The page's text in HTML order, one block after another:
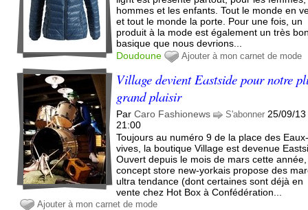
hommes et les enfants. Tout le monde en
et tout le monde la porte. Pour une fois, un
produit à la mode est également un très
basique que nous devrions...
Doudoune
Ajouter à mon carnet de mode
Village devient Eastside pour notre
grand plaisir
ParCaro Fashionews S'abonner 25/09/13
21:00
Toujours au numéro 9 de la place des
vives, la boutique Village est devenue
Ouvert depuis le mois de mars cette
concept store new-yorkais propose des
ultra tendance (dont certaines sont déjà en
vente chez Hot Box à Confédération...
Ajouter à mon carnet de mode